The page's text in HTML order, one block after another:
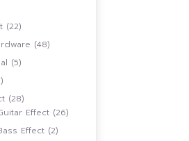
ค้า2222
สินค้า4848
55
11
สินค้า
2828
สินค้า
Effect 2626
Effect 22